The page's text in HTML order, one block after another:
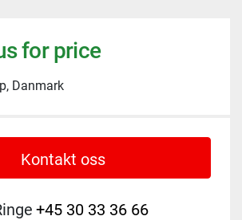
for price
Danmark
Kontakt oss
+45 30 33 36 66